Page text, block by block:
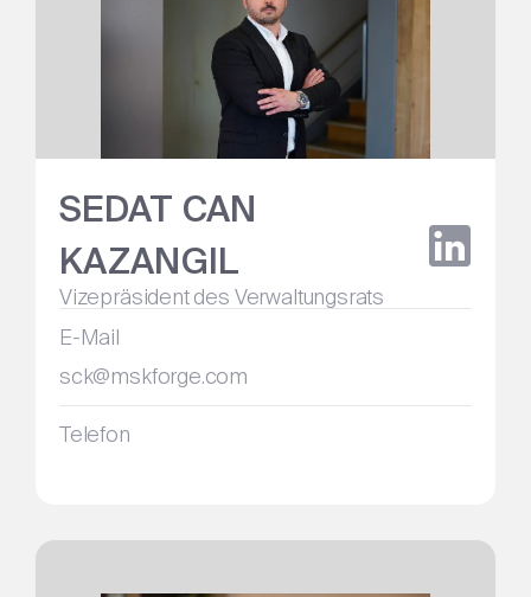
SEDAT CAN
KAZANGIL
Vizepräsident des Verwaltungsrats
E-Mail
sck@mskforge.com
Telefon